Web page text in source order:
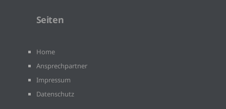
Seiten
Home
Ansprechpartner
Impressum
Datenschutz